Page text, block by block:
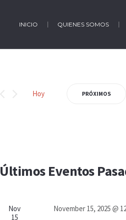
INICIO QUIENES SOMOS
Hoy PRÓXIMOS
Últimos Eventos
Nov
15
November 15, 2025 @